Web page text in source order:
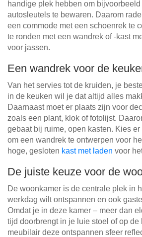
handige plek hebben om
autosleutels te bewaren. Daarom
een commode met een schoenrek te
te ronden met een wandrek of -kast
voor jassen.
Een wandrek voor de
Van het servies tot de kruiden, je
in de keuken wil je dat altijd alles
Daarnaast moet er plaats zijn voor
zoals een plant, klok of fotolijst.
gebaat bij ruime, open kasten. Kies
om een wandrek te ontwerpen voor
hoge, gesloten kast met laden voor
De juiste keuze voor de
De woonkamer is de centrale plek in
werkdag wilt ontspannen en ook
Omdat je in deze kamer – meer dan
tijd doorbrengt in je luie stoel of op de
meubilair deze ontspannen sfeer